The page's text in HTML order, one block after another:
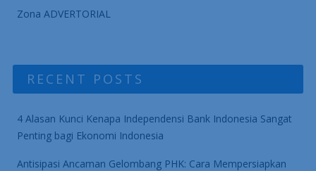
Zona ADVERTORIAL
RECENT POSTS
4 Alasan Kunci Kenapa Independensi Bank Indonesia Sangat
Penting bagi Ekonomi Indonesia
Antisipasi Ancaman Gelombang PHK: Cara Mempersiapkan